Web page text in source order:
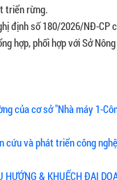
triển rừng.
định số 180/2026/NĐ-CP
hợp, phối hợp với Sở
của cơ sở "Nhà máy 1-
cứu và phát triển công
& KHUẾCH ĐẠI